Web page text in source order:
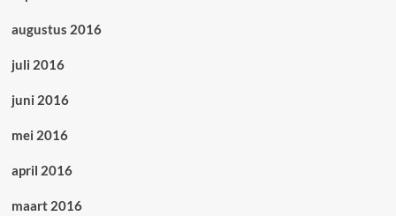
augustus 2016
juli 2016
juni 2016
mei 2016
april 2016
maart 2016